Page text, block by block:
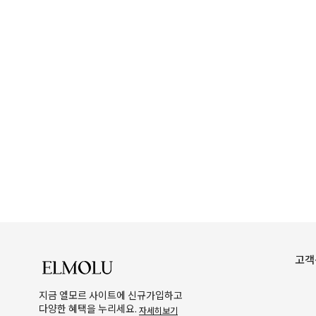
지금 엘모르 사이트에 신규가입하고
다양한 혜택을 누리세요. 자세히보기
고